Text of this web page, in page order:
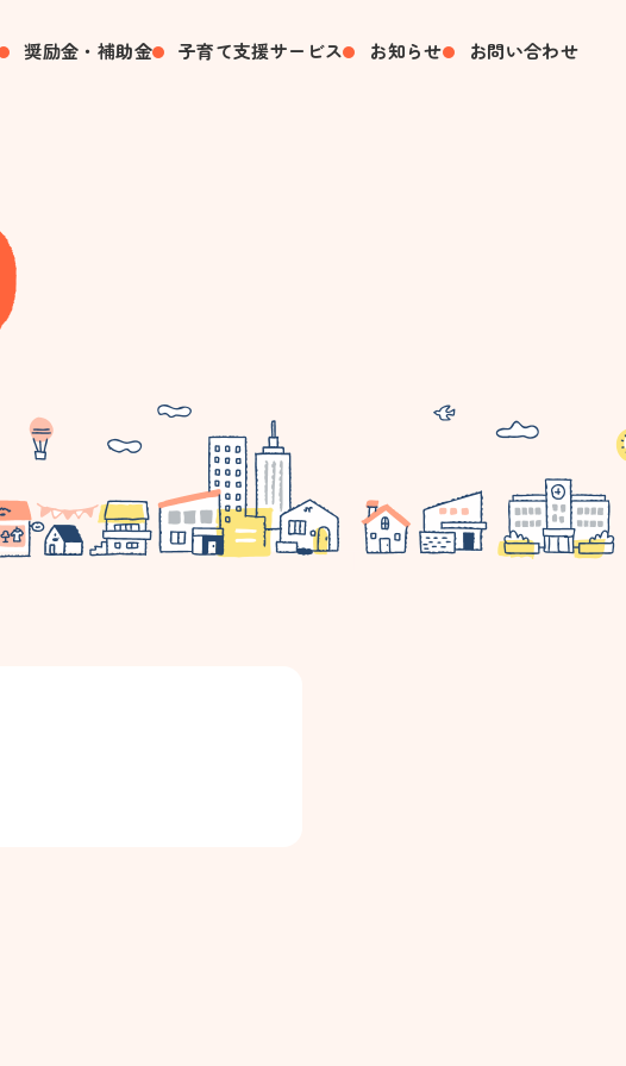
奨励金・補助金 子育て支援サービス お知らせ お問い合わせ